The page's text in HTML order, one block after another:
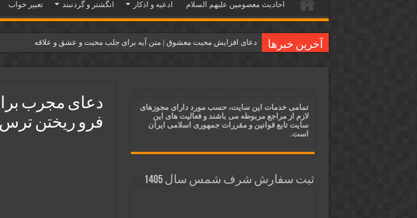
احاديث معصومين عليهم السلام ادعيه و اذكار انگشتر و گردنبند تعبیر خواب
آخرین خبرها دعای افزایش محبت معشوق | متن آیه برای جلب محبت و عشق و علاقه
دعای مجرب برای فروش سریع کالا و رونق فروش مغازه | متن آیات، روش انجام و
دعای ایجاد عشق و محبت آتشین در قلب معشوق | متن دعا، روش خواندن
دعای مجرب
فرو ریختن ترس 100%
تمامی خدمات این سایت، حسب مورد دارای مجوزهای
لازم از مراجع مربوطه می باشند و فعالیت های این
سایت تابع قوانین و مقررات جمهوری اسلامی ایران
است.
ثبت سفارش شرف شمس سال 1405